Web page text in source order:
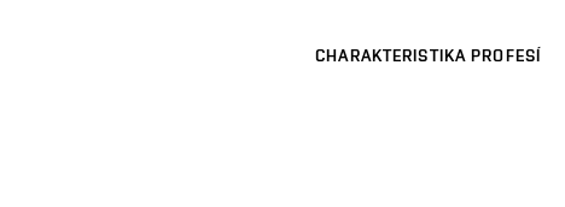
CHARAKTERISTIKA PROFESÍ